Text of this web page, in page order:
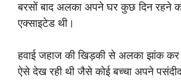
बरसों बाद अलका अपने घर कुछ दिन रहने
एक्साइटेड थी।
हवाई जहाज की खिड़की से अलका झांक
ऐसे देख रही थी जैसे कोई बच्चा अपने